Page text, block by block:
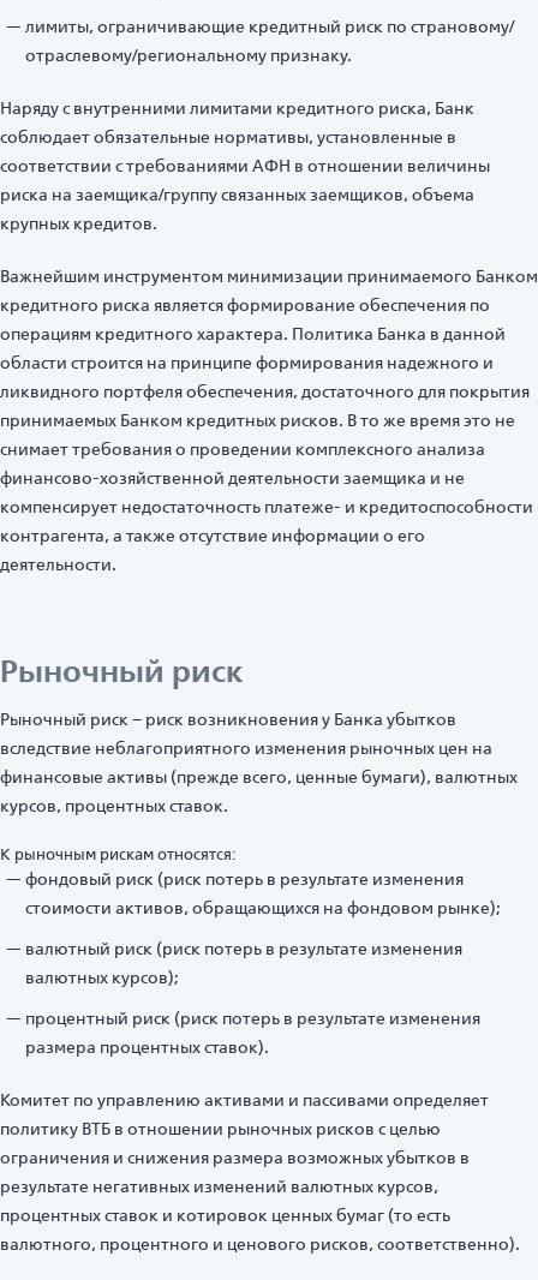
лимиты, ограничивающие кредитный риск по страновому/
отраслевому/региональному признаку.
Наряду с внутренними лимитами кредитного риска, Банк
соблюдает обязательные нормативы, установленные в
соответствии с требованиями АФН в отношении величины
риска на заемщика/группу связанных заемщиков, объема
крупных кредитов.
Важнейшим инструментом минимизации принимаемого Банком
кредитного риска является формирование обеспечения по
операциям кредитного характера. Политика Банка в данной
области строится на принципе формирования надежного и
ликвидного портфеля обеспечения, достаточного для покрытия
принимаемых Банком кредитных рисков. В то же время это не
снимает требования о проведении комплексного анализа
финансово-хозяйственной деятельности заемщика и не
компенсирует недостаточность платеже- и кредитоспособности
контрагента, а также отсутствие информации о его
деятельности.
Рыночный риск
Рыночный риск – риск возникновения у Банка убытков
вследствие неблагоприятного изменения рыночных цен на
финансовые активы (прежде всего, ценные бумаги), валютных
курсов, процентных ставок.
К рыночным рискам относятся:
фондовый риск (риск потерь в результате изменения
стоимости активов, обращающихся на фондовом рынке);
валютный риск (риск потерь в результате изменения
валютных курсов);
процентный риск (риск потерь в результате изменения
размера процентных ставок).
Комитет по управлению активами и пассивами определяет
политику ВТБ в отношении рыночных рисков с целью
ограничения и снижения размера возможных убытков в
результате негативных изменений валютных курсов,
процентных ставок и котировок ценных бумаг (то есть
валютного, процентного и ценового рисков, соответственно).